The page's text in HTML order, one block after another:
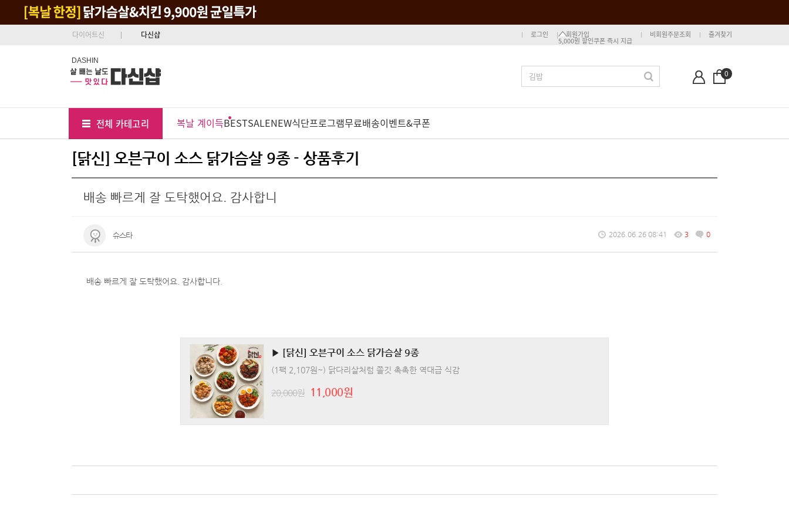
다이어트신 다신샵 로그인 회원가입
5,000원 할인쿠폰 즉시 지급
비회원주문조회 즐겨찾기
DASHIN
0
전체 카테고리 복날 계이득BESTSALENEW식단프로그램무료배송이벤트&쿠폰
[닭신] 오븐구이 소스 닭가슴살 9종 - 상품후기
배송 빠르게 잘 도탁했어요. 감사합니
슈스타 2026.06.26 08:41 3 0
배송 빠르게 잘 도탁했어요. 감사합니다.
▶ [닭신] 오븐구이 소스 닭가슴살 9종
(1팩 2,107원~) 닭다리살처럼 쫄깃 촉촉한 역대급 식감
20,000원 11,000원